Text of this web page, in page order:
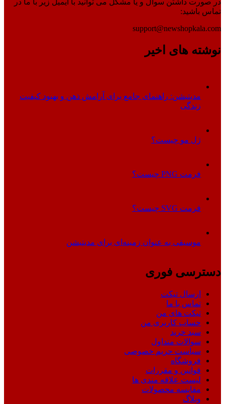
تماس باشید:
support@newshopkala.com
نوشته های اخیر
مدیتیشن: راهنمای جامع برای آرامش ذهن و بهبود کیفیت
زندگی
ژل مو چیست؟
فرمت PNG چیست؟
فرمت SVG چیست؟
موسیقی به عنوان زمینه‌ای برای مدیتیشن
دسترسی فوری
ارسال تیکت
تماس با ما
تیکت های من
حساب کاربری من
سبد خرید
سوالات متداول
سیاست حریم خصوصی
فروشگاه
قوانین و مقررات
لیست علاقه مندی ها
مقایسه محصولات
وبلاگ